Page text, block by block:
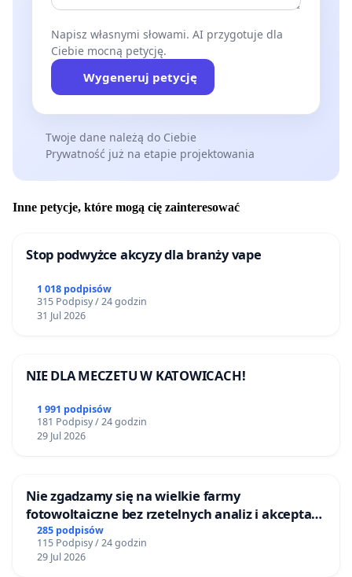
Napisz własnymi słowami. AI przygotuje dla
Ciebie mocną petycję.
Wygeneruj petycję
Twoje dane należą do Ciebie
Prywatność już na etapie projektowania
Inne petycje, które mogą cię zainteresować
Stop podwyżce akcyzy dla branży vape
1 018 podpisów
315 Podpisy / 24 godzin
31 Jul 2026
NIE DLA MECZETU W KATOWICACH!
1 991 podpisów
181 Podpisy / 24 godzin
29 Jul 2026
Nie zgadzamy się na wielkie farmy
fotowoltaiczne bez rzetelnych analiz i akceptacji
mieszkańców
285 podpisów
115 Podpisy / 24 godzin
29 Jul 2026